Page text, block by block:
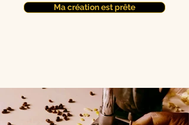
Ma création est prête